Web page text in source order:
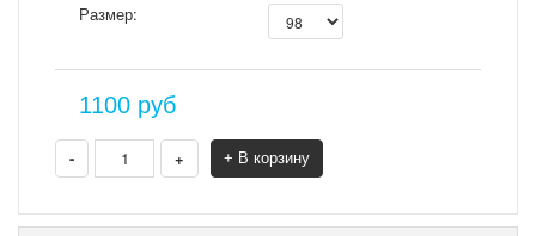
Размер:
1100 руб
- + + В корзину